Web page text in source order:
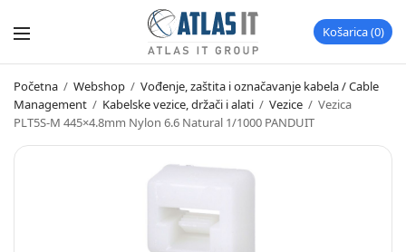
Košarica 0
Početna / Webshop / Vođenje, zaštita i označavanje kabela / Cable
Management / Kabelske vezice, držači i alati / Vezice / Vezica
PLT5S-M 445×4.8mm Nylon 6.6 Natural 1/1000 PANDUIT